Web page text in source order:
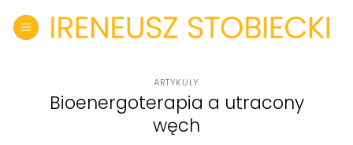
ARTYKUŁY
Bioenergoterapia a utracony
węch